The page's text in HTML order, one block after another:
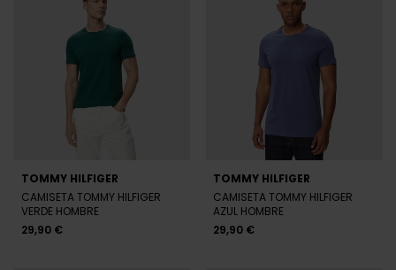
TOMMY HILFIGER
CAMISETA TOMMY HILFIGER
VERDE HOMBRE
29,90 €
TOMMY HILFIGER
CAMISETA TOMMY HILFIGER
AZUL HOMBRE
29,90 €